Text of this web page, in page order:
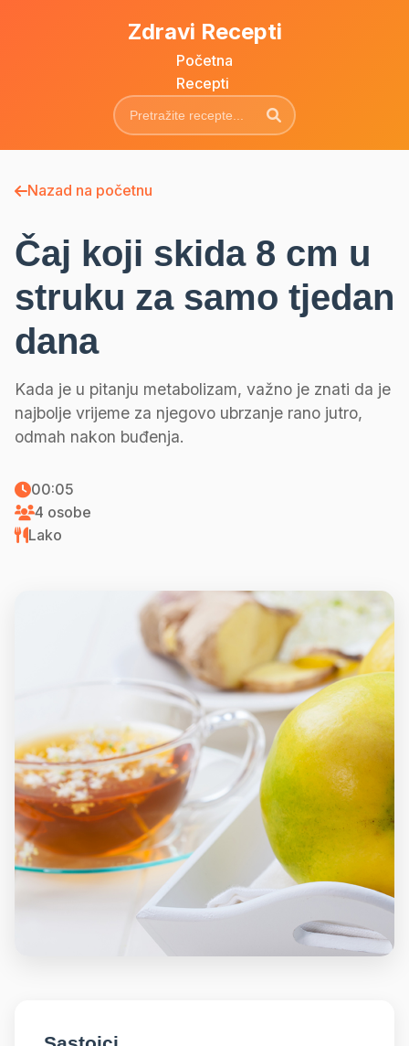
Zdravi Recepti
Početna
Recepti
Nazad na početnu
Čaj koji skida 8 cm u
struku za samo tjedan
dana
Kada je u pitanju metabolizam, važno je znati da je
najbolje vrijeme za njegovo ubrzanje rano jutro,
odmah nakon buđenja.
00:05
4 osobe
Lako